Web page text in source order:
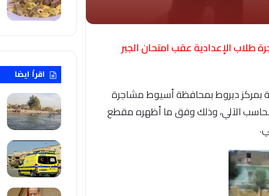
طلاب الإعدادية عقب امتحان الجبر
بمركز ديروط بمحافظة أسيوط مشاجرة
الآلي، وذلك وفق ما أظهره مقطع
اقرأ ايضا